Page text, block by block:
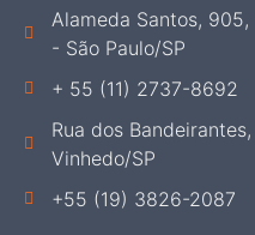
Alameda Santos,
- São Paulo/SP
+ 55 (11) 2737-8692
Rua dos
Vinhedo/SP
+55 (19) 3826-2087